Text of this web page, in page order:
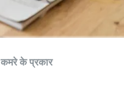
कमरे के प्रकार